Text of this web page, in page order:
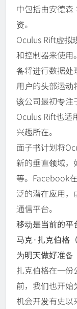
中包括由安德森
资。
Oculus Rift虚拟
和控制器来使用
备将进行数据处
用户的头部运动
该公司最初专注
Oculus Rift也适
兴趣所在。
面子书计划将
新的垂直领域
等。Facebook
泛的潜在应用
通信平台。
移动是当前的平
马克·扎克伯格
为明天做好准备
扎克伯格在一份
前，我们也开始
机会开发有史以